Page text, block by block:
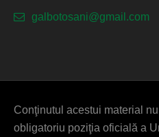
galbotosani@gmail.com
Conţinutul acestui material
obligatoriu poziţia oficială a